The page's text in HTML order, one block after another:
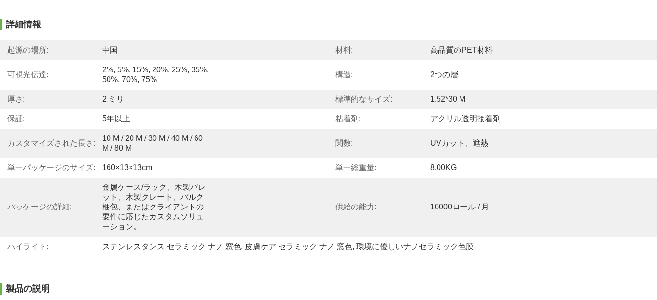
詳細情報
起源の場所: 中国 材料: 高品質のPET材料
可視光伝達:
2%, 5%, 15%, 20%, 25%, 35%,
50%, 70%, 75%
構造: 2つの層
厚さ: 2 ミリ 標準的なサイズ: 1.52*30 M
保証: 5年以上 粘着剤: アクリル透明接着剤
カスタマイズされた長さ:
10 M / 20 M / 30 M / 40 M / 60
M / 80 M
関数: UVカット、遮熱
単一パッケージのサイズ: 160×13×13cm 単一総重量: 8.00KG
パッケージの詳細:
金属ケース/ラック、木製パレ
ット、木製クレート、バルク
梱包、またはクライアントの
要件に応じたカスタムソリュ
ーション。
供給の能力: 10000ロール / 月
ハイライト: ステンレスタンス セラミック ナノ 窓色, 皮膚ケア セラミック ナノ 窓色, 環境に優しいナノセラミック色膜
製品の説明